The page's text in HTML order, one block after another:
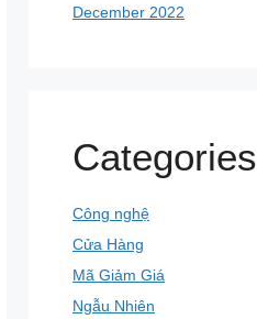
December 2022
Categories
Công nghệ
Cửa Hàng
Mã Giảm Giá
Ngẫu Nhiên